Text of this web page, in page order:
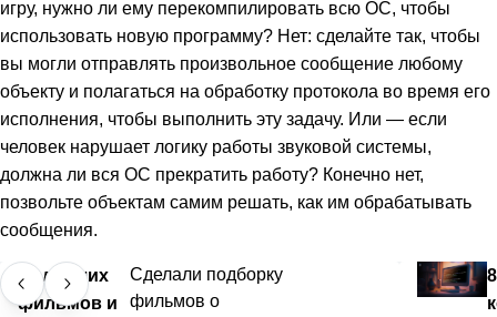
игру, нужно ли ему перекомпилировать всю ОС, чтобы
использовать новую программу? Нет: сделайте так, чтобы
вы могли отправлять произвольное сообщение любому
объекту и полагаться на обработку протокола во время его
исполнения, чтобы выполнить эту задачу. Или — если
человек нарушает логику работы звуковой системы,
должна ли вся ОС прекратить работу? Конечно нет,
позвольте объектам самим решать, как им обрабатывать
сообщения.
50 лучших
фильмов и
Сделали подборку
фильмов о